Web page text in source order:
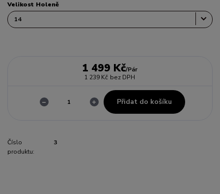
Velikost Holeně
1 499 Kč/Pár
1 239 Kč bez DPH
Přidat do košíku
Číslo
produktu:
3